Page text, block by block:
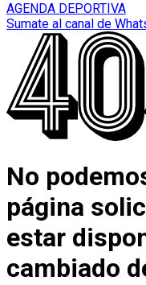
AGENDA DEPORTIVA
Sumate al canal de
No
página
estar
cambiado